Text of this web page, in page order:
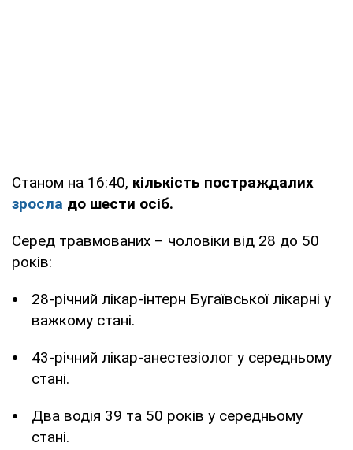
Станом на 16:40, кількість постраждалих
зросла до шести осіб.
Серед травмованих – чоловіки від 28 до 50
років:
28-річний лікар-інтерн Бугаївської лікарні у
важкому стані.
43-річний лікар-анестезіолог у середньому
стані.
Два водія 39 та 50 років у середньому
стані.